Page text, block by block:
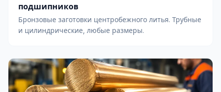
подшипников
Бронзовые заготовки центробежного литья. Трубные
и цилиндрические, любые размеры.